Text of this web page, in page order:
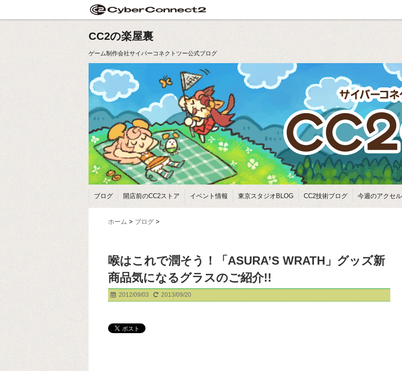
CC2の楽屋裏
ゲーム制作会社サイバーコネクトツー公式ブログ
ブログ 開店前のCC2ストア イベント情報 東京スタジオBLOG CC2技術ブログ 今週のアクセ
ホーム > ブログ >
喉はこれで潤そう！「ASURA’S WRATH」グッズ新
商品気になるグラスのご紹介!!
2012/09/03 2013/09/20